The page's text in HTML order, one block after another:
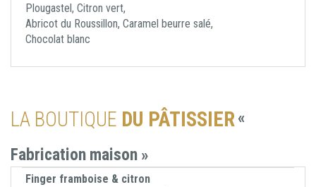
Plougastel, Citron vert,
Abricot du Roussillon, Caramel beurre salé,
Chocolat blanc
LA BOUTIQUE DU PÂTISSIER«
Fabrication maison »
Finger framboise & citron